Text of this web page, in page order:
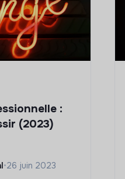
:
(2023)
•26 juin 2023